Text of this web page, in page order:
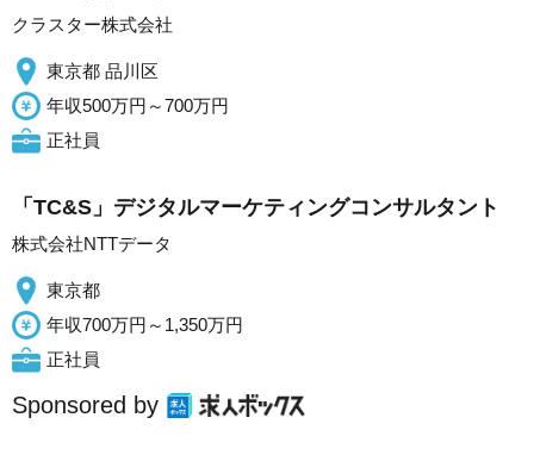
クラスター株式会社
東京都 品川区
年収500万円～700万円
正社員
「TC&S」デジタルマーケティングコンサルタント
株式会社NTTデータ
東京都
年収700万円～1,350万円
正社員
Sponsored by